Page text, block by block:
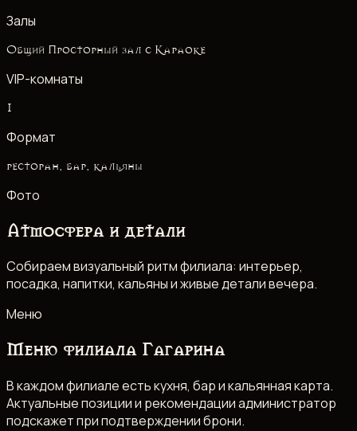
Залы
Общий Просторный зал с Караоке
VIP-комнаты
1
Формат
ресторан, бар, кальяны
Фото
Атмосфера и детали
Собираем визуальный ритм филиала: интерьер,
посадка, напитки, кальяны и живые детали вечера.
Меню
Меню филиала Гагарина
В каждом филиале есть кухня, бар и кальянная карта.
Актуальные позиции и рекомендации администратор
подскажет при подтверждении брони.